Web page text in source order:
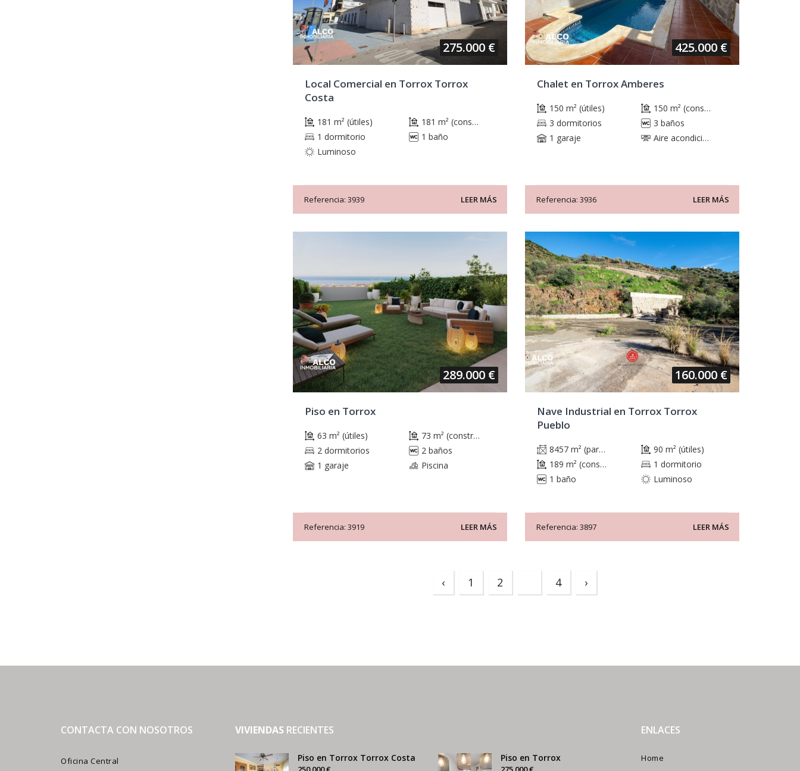
275.000 €
Local Comercial en Torrox Torrox
Costa
181 m² (útiles)
181 m² (construidos)
1 dormitorio
1 baño
Luminoso
Referencia: 3939 LEER MÁS
425.000 €
Chalet en Torrox Amberes
150 m² (útiles)
150 m² (construidos)
3 dormitorios
3 baños
1 garaje
Aire acondicionado
Referencia: 3936 LEER MÁS
289.000 €
Piso en Torrox
63 m² (útiles)
73 m² (construidos)
2 dormitorios
2 baños
1 garaje
Piscina
Referencia: 3919 LEER MÁS
160.000 €
Nave Industrial en Torrox Torrox
Pueblo
8457 m² (parcela)
90 m² (útiles)
189 m² (construidos)
1 dormitorio
1 baño
Luminoso
Referencia: 3897 LEER MÁS
‹ 1 2 4 ›
CONTACTA CON NOSOTROS
Oficina Central
VIVIENDASRECIENTES
Piso en Torrox Torrox Costa Piso en Torrox
ENLACES
Home